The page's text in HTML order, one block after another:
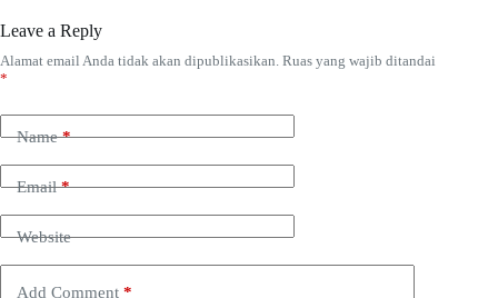
Leave a Reply
Alamat email Anda tidak akan dipublikasikan. Ruas yang wajib ditandai
*
Name*
Email*
Website
Add Comment *